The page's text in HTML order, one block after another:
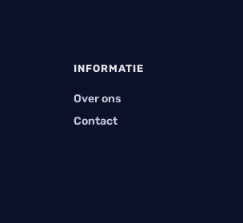
INFORMATIE
Over ons
Contact